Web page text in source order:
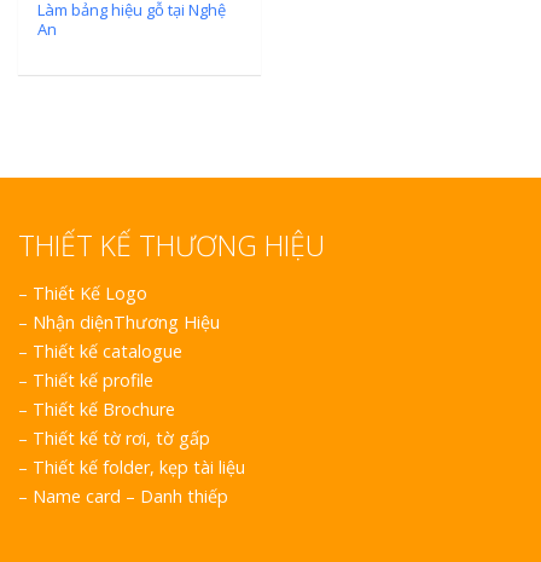
Làm bảng hiệu gỗ tại Nghệ
An
THIẾT KẾ THƯƠNG HIỆU
– Thiết Kế Logo
– Nhận diệnThương Hiệu
– Thiết kế catalogue
– Thiết kế profile
– Thiết kế Brochure
– Thiết kế tờ rơi, tờ gấp
– Thiết kế folder, kẹp tài liệu
– Name card – Danh thiếp